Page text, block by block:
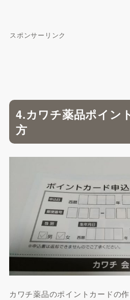
スポンサーリンク
4.カワチ薬品ポイン
方
カワチ薬品のポイントカードの